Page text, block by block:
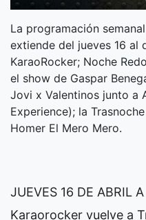
La programación
extiende del jueves 16 al
KaraoRocker; Noche
el show de Gaspar
Jovi x Valentinos junto a
Experience); la
Homer El Mero Mero.
JUEVES 16 DE ABRIL
Karaorocker vuelve a